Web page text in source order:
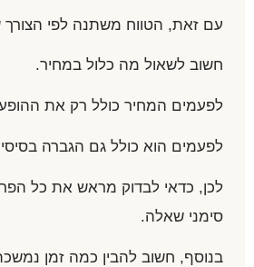
עם זאת, הטווח משתנה לפי
חשוב לשאול מה כלול במחיר.
לפעמים המחיר כולל רק את
לפעמים הוא כולל גם הגברה
לכן, כדאי לבדוק מראש את כל
סימני שאלה.
בנוסף, חשוב להבין כמה זמן